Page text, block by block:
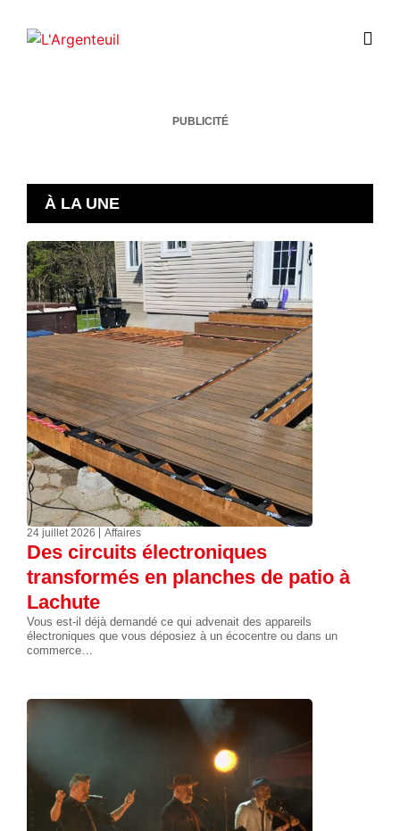
PUBLICITÉ
À LA UNE
24 juillet 2026 Affaires
Des circuits électroniques
transformés en planches de patio à
Lachute
Vous est-il déjà demandé ce qui advenait des appareils
électroniques que vous déposiez à un écocentre ou dans un
commerce…